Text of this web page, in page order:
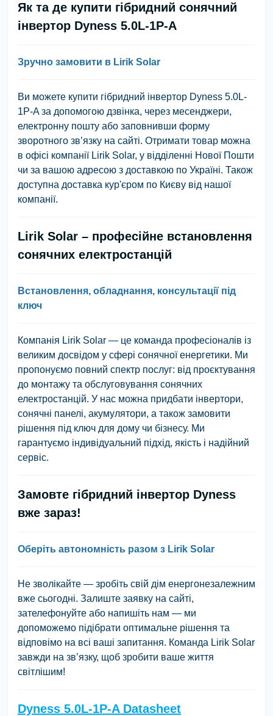
Як та де купити гібридний сонячний
інвертор Dyness 5.0L-1P-A
Зручно замовити в Lirik Solar
Ви можете купити гібридний інвертор Dyness 5.0L-
1P-A за допомогою дзвінка, через месенджери,
електронну пошту або заповнивши форму
зворотного зв’язку на сайті. Отримати товар можна
в офісі компанії Lirik Solar, у відділенні Нової Пошти
чи за вашою адресою з доставкою по Україні. Також
доступна доставка кур'єром по Києву від нашої
компанії.
Lirik Solar – професійне встановлення
сонячних електростанцій
Встановлення, обладнання, консультації під
ключ
Компанія Lirik Solar — це команда професіоналів із
великим досвідом у сфері сонячної енергетики. Ми
пропонуємо повний спектр послуг: від проєктування
до монтажу та обслуговування сонячних
електростанцій. У нас можна придбати інвертори,
сонячні панелі, акумулятори, а також замовити
рішення під ключ для дому чи бізнесу. Ми
гарантуємо індивідуальний підхід, якість і надійний
сервіс.
Замовте гібридний інвертор Dyness
вже зараз!
Оберіть автономність разом з Lirik Solar
Не зволікайте — зробіть свій дім енергонезалежним
вже сьогодні. Залиште заявку на сайті,
зателефонуйте або напишіть нам — ми
допоможемо підібрати оптимальне рішення та
відповімо на всі ваші запитання. Команда Lirik Solar
завжди на зв’язку, щоб зробити ваше життя
світлішим!
Dyness 5.0L-1P-A Datasheet